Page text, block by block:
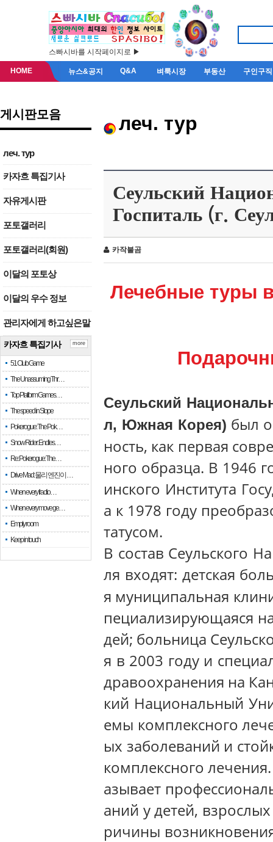
스빠시바를 시작페이지로 ▶
HOME 뉴스&공지 Q&A 벼룩시장 부동산 구인구직
게시판모음
леч. тур
카자흐 특집기사
자유게시판
포토갤러리
포토갤러리(회원)
이달의 포토상
이달의 우수 정보
관리자에게 하고싶은말
카자흐 특집기사
51 Club Game
The Unassuming Thr…
Top Platform Games…
The speed in Slope
Pokerogue: The Pok…
Snow Rider: Endles…
Re: Pokerogue: The…
Drive Mad: 물리 엔진이 …
When every fractio…
When every move ge…
Empty room
Keep in touch
more
леч. тур
Сеульский
Госпиталь (г.
카작불곰
Лечебные туры
Сеульский
л, Южная Корея) был
ность, как первая
ного образца. В 1946
инского Института
а к 1978 году
татусом.
В состав Сеульского
ля входят: детская
я муниципальная
пециализирующаяся
дей; больница
я в 2003 году и
дравоохранения на
кий Национальный
емы комплексного
ых заболеваний и
комплексного
азывает
аний у детей,
ричины